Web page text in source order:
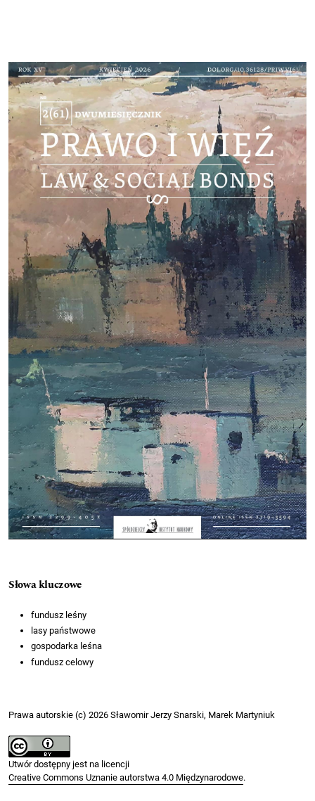
Cover image
Słowa kluczowe
fundusz leśny
lasy państwowe
gospodarka leśna
fundusz celowy
Prawa autorskie (c) 2026 Sławomir Jerzy Snarski, Marek Martyniuk
Utwór dostępny jest na licencji
Creative Commons Uznanie autorstwa 4.0 Międzynarodowe.